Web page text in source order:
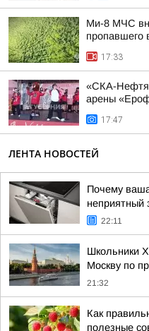
Ми-8 МЧС
пропавшего
17:33
«СКА-
арены
17:47
ЛЕНТА НОВОСТЕЙ
Почему
неприятный
22:11
Школьники
Москву по
21:32
Как
полезные